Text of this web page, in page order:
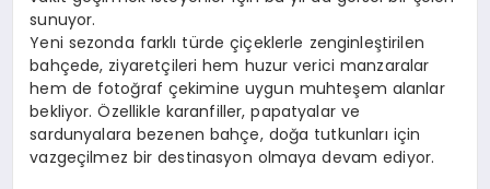
sunuyor.
Yeni sezonda farklı türde çiçeklerle zenginleştirilen
bahçede, ziyaretçileri hem huzur verici manzaralar
hem de fotoğraf çekimine uygun muhteşem alanlar
bekliyor. Özellikle karanfiller, papatyalar ve
sardunyalara bezenen bahçe, doğa tutkunları için
vazgeçilmez bir destinasyon olmaya devam ediyor.